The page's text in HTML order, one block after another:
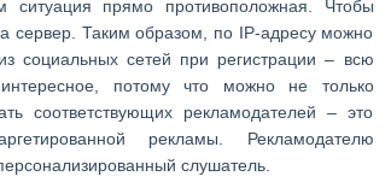
ситуация прямо противоположная. Чтобы
сервер. Таким образом, по IP-адресу можно
социальных сетей при регистрации – всю
потому что можно не только
соответствующих рекламодателей – это
рекламы. Рекламодателю
слушатель.